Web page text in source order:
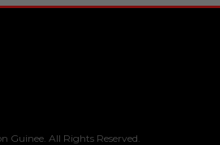
Guinee. All Rights Reserved.